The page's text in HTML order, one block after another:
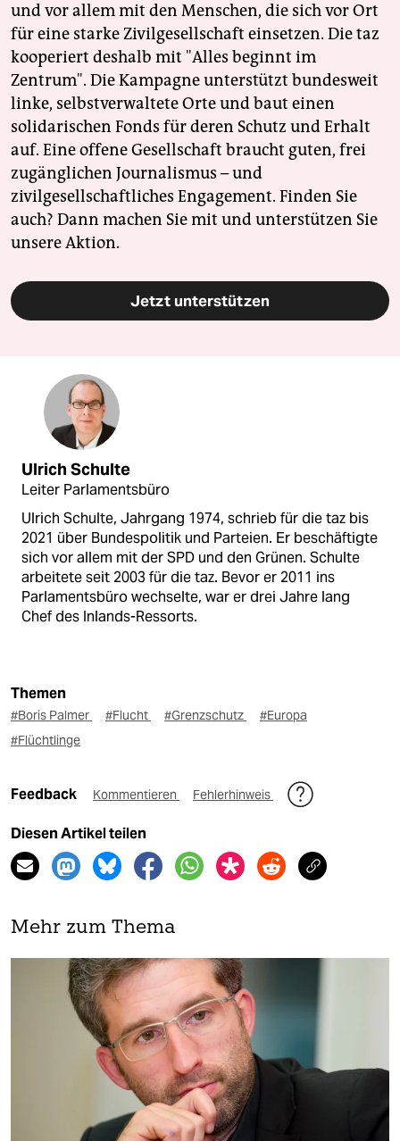
und vor allem mit den Menschen, die sich vor Ort
für eine starke Zivilgesellschaft einsetzen. Die taz
kooperiert deshalb mit "Alles beginnt im
Zentrum". Die Kampagne unterstützt bundesweit
linke, selbstverwaltete Orte und baut einen
solidarischen Fonds für deren Schutz und Erhalt
auf. Eine offene Gesellschaft braucht guten, frei
zugänglichen Journalismus – und
zivilgesellschaftliches Engagement. Finden Sie
auch? Dann machen Sie mit und unterstützen Sie
unsere Aktion.
Jetzt unterstützen
Ulrich Schulte
Leiter Parlamentsbüro
Ulrich Schulte, Jahrgang 1974, schrieb für die taz bis
2021 über Bundespolitik und Parteien. Er beschäftigte
sich vor allem mit der SPD und den Grünen. Schulte
arbeitete seit 2003 für die taz. Bevor er 2011 ins
Parlamentsbüro wechselte, war er drei Jahre lang
Chef des Inlands-Ressorts.
Themen
#Boris Palmer #Flucht #Grenzschutz
#Europa
#Flüchtlinge
Feedback Kommentieren Fehlerhinweis
Diesen Artikel teilen
Mehr zum Thema